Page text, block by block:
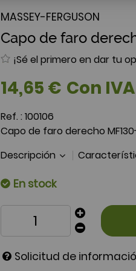
MASSEY-FERGUSON
Capo de faro
¡Sé el primero en dar tu
14,65 € Con IVA
Ref. : 100106
Capo de faro derecho
Descripción
En stock
Solicitud de